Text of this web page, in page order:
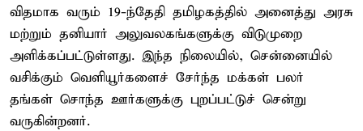
விதமாக வரும் 19-ந்தேதி தமிழகத்தில் அனைத்து அரசு
மற்றும் தனியார் அலுவலகங்களுக்கு விடுமுறை
அளிக்கப்பட்டுள்ளது. இந்த நிலையில், சென்னையில்
வசிக்கும் வெளியூர்களைச் சேர்ந்த மக்கள் பலர்
தங்கள் சொந்த ஊர்களுக்கு புறப்பட்டுச் சென்று
வருகின்றனர்.